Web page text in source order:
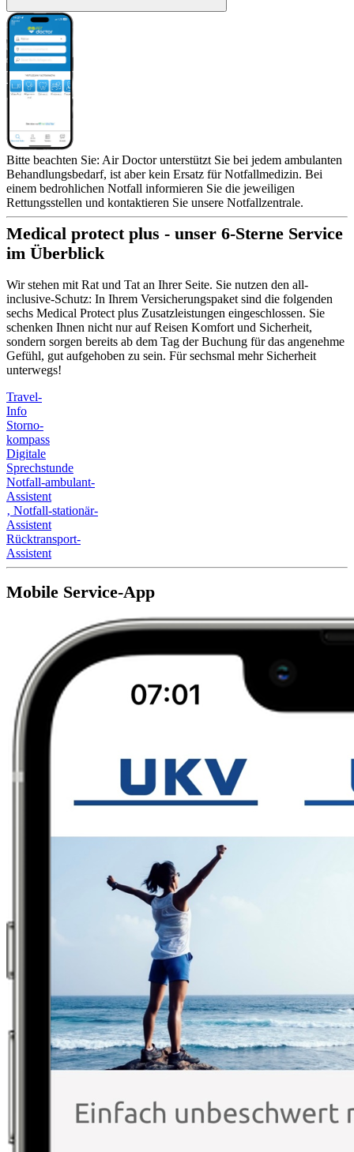
Bitte beachten Sie: Air Doctor unterstützt Sie bei jedem ambulanten
Behandlungsbedarf, ist aber kein Ersatz für Notfallmedizin. Bei
einem bedrohlichen Notfall informieren Sie die jeweiligen
Rettungsstellen und kontaktieren Sie unsere Notfallzentrale.
Medical protect plus - unser 6-Sterne Service
im Überblick
Wir stehen mit Rat und Tat an Ihrer Seite. Sie nutzen den all-
inclusive-Schutz: In Ihrem Versicherungspaket sind die folgenden
sechs Medical Protect plus Zusatzleistungen eingeschlossen. Sie
schenken Ihnen nicht nur auf Reisen Komfort und Sicherheit,
sondern sorgen bereits ab dem Tag der Buchung für das angenehme
Gefühl, gut aufgehoben zu sein. Für sechsmal mehr Sicherheit
unterwegs!
Travel-
Info
Storno-
kompass
Digitale
Sprechstunde
Notfall-ambulant-
Assistent
‚ Notfall-stationär-
Assistent
Rücktransport-
Assistent
Mobile Service-App